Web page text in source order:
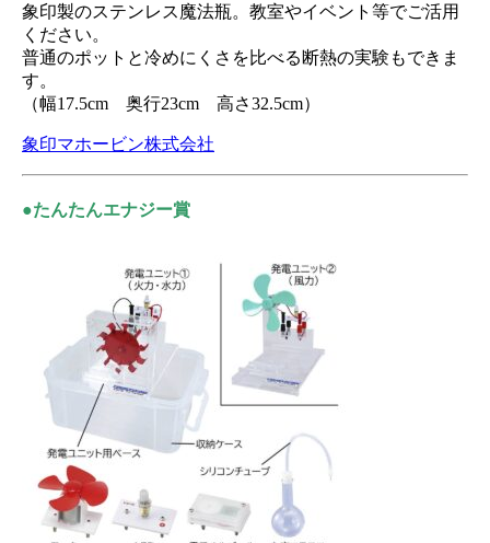
象印製のステンレス魔法瓶。教室やイベント等でご活用
ください。
普通のポットと冷めにくさを比べる断熱の実験もできま
す。
（幅17.5cm 奥行23cm 高さ32.5cm）
象印マホービン株式会社
●たんたんエナジー賞